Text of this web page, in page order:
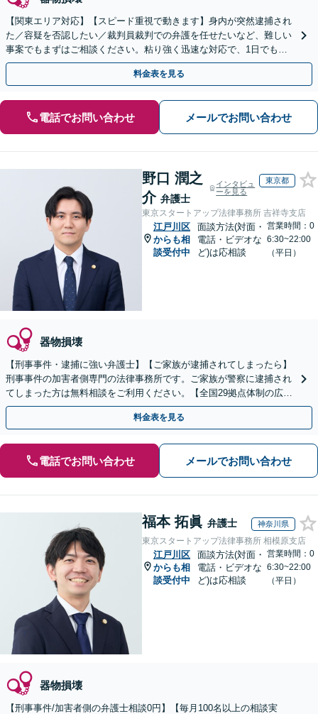
【関東エリア対応】【スピード重視で動きます】身内が突然逮捕され
た／容疑を否認したい／裁判員裁判での弁護を任せたいなど、難しい
事案でもまずはご相談ください。粘り強く迅速な対応で、1日でも早
い解決を目指します。刑事事件は迷わず弁護士へ！
料金表を見る
電話でお問い合わせ メールでお問い合わせ
野口 潤之
介 弁護士
インタビュ
ーを見る
東京都
東京スタートアップ法律事務所 吉祥寺支店
江戸川区
からも相
談受付中
面談方法(対面・
電話・ビデオな
ど)は応相談
営業時間：0
6:30~22:00
（平日）
器物損壊
【刑事事件・逮捕に強い弁護士】【ご家族が逮捕されてしまったら】
刑事事件の加害者側専門の法律事務所です。ご家族が警察に逮捕され
てしまった方は無料相談をご利用ください。【全国29拠点体制の広域
対応】【弁護士待機中/当日中の電話相談可(予約制)】
料金表を見る
電話でお問い合わせ メールでお問い合わせ
福本 拓眞 弁護士 神奈川県
東京スタートアップ法律事務所 相模原支店
江戸川区
からも相
談受付中
面談方法(対面・
電話・ビデオな
ど)は応相談
営業時間：0
6:30~22:00
（平日）
器物損壊
【刑事事件/加害者側の弁護士相談0円】【毎月100名以上の相談実